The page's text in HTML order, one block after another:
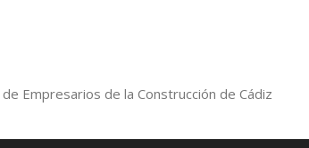
Empresarios de la Construcción de Cádiz